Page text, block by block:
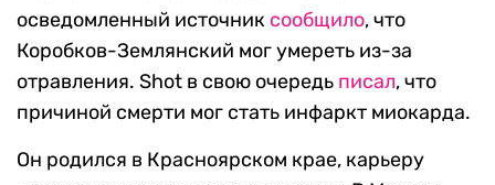
осведомленный источник сообщило, что
Коробков-Землянский мог умереть из-за
отравления. Shot в свою очередь писал, что
причиной смерти мог стать инфаркт миокарда.
Он родился в Красноярском крае, карьеру